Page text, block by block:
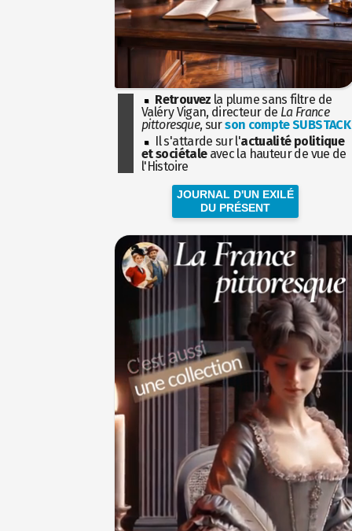
Retrouvez la plume sans filtre de
Valéry Vigan, directeur de La France
pittoresque, surson compte SUBSTACK
Il s'attarde sur l'actualité politique
et sociétaleavec la hauteur de vue de
l'Histoire
JOURNAL D'UN EXILÉ
DU PRÉSENT